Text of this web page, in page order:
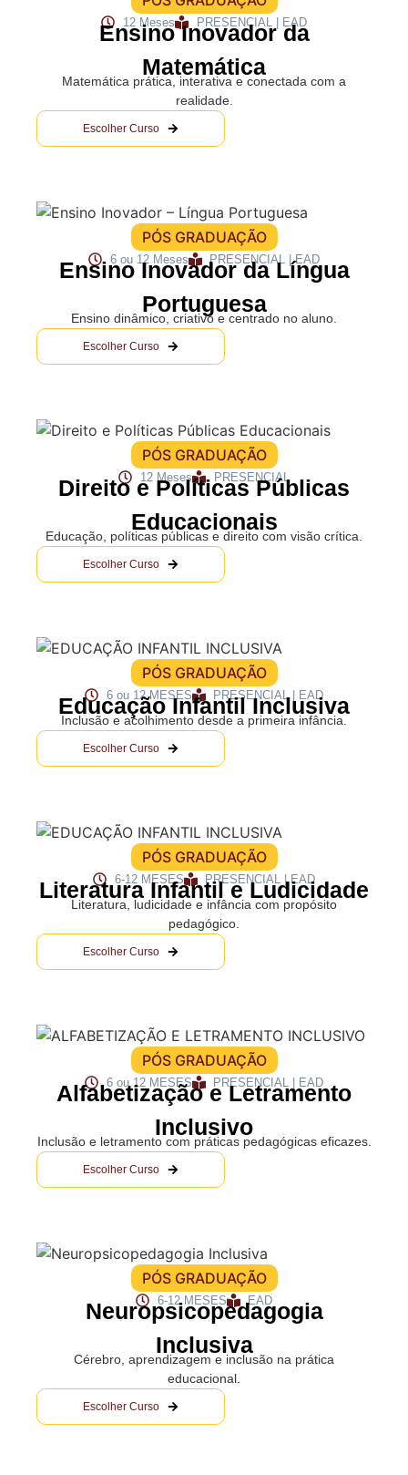
12 Meses PRESENCIAL | EAD
Ensino Inovador da
Matemática
Matemática prática, interativa e conectada com a
realidade.
Escolher Curso
PÓS GRADUAÇÃO
6 ou 12 Meses PRESENCIAL | EAD
Ensino Inovador da Língua
Portuguesa
Ensino dinâmico, criativo e centrado no aluno.
Escolher Curso
PÓS GRADUAÇÃO
12 Meses PRESENCIAL
Direito e Políticas Públicas
Educacionais
Educação, políticas públicas e direito com visão crítica.
Escolher Curso
PÓS GRADUAÇÃO
6 ou 12 MESES PRESENCIAL | EAD
Educação Infantil Inclusiva
Inclusão e acolhimento desde a primeira infância.
Escolher Curso
PÓS GRADUAÇÃO
6-12 MESES PRESENCIAL | EAD
Literatura Infantil e Ludicidade
Literatura, ludicidade e infância com propósito
pedagógico.
Escolher Curso
PÓS GRADUAÇÃO
6 ou 12 MESES PRESENCIAL | EAD
Alfabetização e Letramento
Inclusivo
Inclusão e letramento com práticas pedagógicas eficazes.
Escolher Curso
PÓS GRADUAÇÃO
6-12 MESES EAD
Neuropsicopedagogia
Inclusiva
Cérebro, aprendizagem e inclusão na prática
educacional.
Escolher Curso